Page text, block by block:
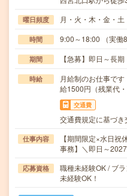
曜日頻度 月・火・木・金・土
時間 9:00～18:00 （実
期間 【急募】即日～長
時給
月給制のお仕事で
給1500円（残業代
交通費
交通費規定に基づき
仕事内容
【期間限定×水日
事務】＼即日～
応募資格
職種未経験OK / ブ
未経験OK！